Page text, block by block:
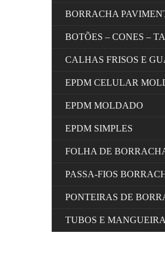
BORRACHA
BOTÕES – CONES –
CALHAS FRISOS E
EPDM CELULAR
EPDM MOLDADO
EPDM SIMPLES
FOLHA DE
PASSA-FIOS
PONTEIRAS DE
TUBOS E